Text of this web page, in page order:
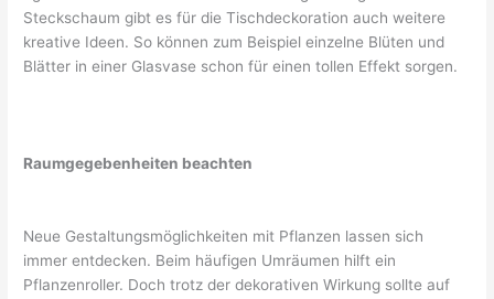
Steckschaum gibt es für die Tischdeckoration auch weitere
kreative Ideen. So können zum Beispiel einzelne Blüten und
Blätter in einer Glasvase schon für einen tollen Effekt sorgen.
Raumgegebenheiten beachten
Neue Gestaltungsmöglichkeiten mit Pflanzen lassen sich
immer entdecken. Beim häufigen Umräumen hilft ein
Pflanzenroller. Doch trotz der dekorativen Wirkung sollte auf